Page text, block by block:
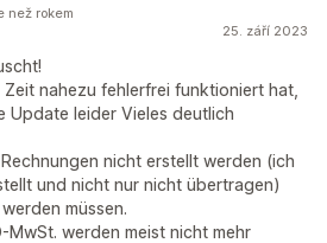
25. září 2023
nahezu fehlerfrei funktioniert hat,
Update leider Vieles deutlich
nicht erstellt werden (ich
und nicht nur nicht übertragen)
müssen.
MwSt. werden meist nicht mehr
než rokem